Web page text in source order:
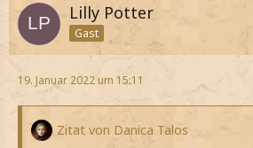
Lilly Potter
Gast
19. Januar 2022 um 15:11
Zitat von Danica Talos